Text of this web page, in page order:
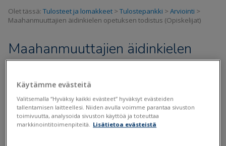
Olet tässä: Tulosteet ja lomakkeet >Tulostepankki >Arviointi >
Maahanmuuttajien äidinkielen opetuksen todistus (Opiskelijat)
Maahanmuuttajien äidinkielen
Käytämme evästeitä
Valitsemalla “Hyväksy kaikki evästeet” hyväksyt evästeiden
tallentamisen laitteellesi. Niiden avulla voimme parantaa sivuston
toimivuutta, analysoida sivuston käyttöä ja toteuttaa
markkinointitoimenpiteitä. Lisätietoa evästeistä